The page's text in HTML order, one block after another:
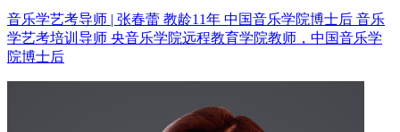
音乐学艺考导师 | 张春蕾 教龄11年 中国音乐学院博士后 音乐
学艺考培训导师 央音乐学院远程教育学院教师，中国音乐学
院博士后